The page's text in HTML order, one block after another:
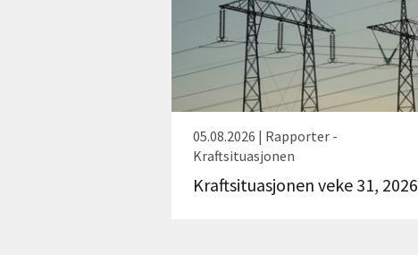
05.08.2026 | Rapporter -
Kraftsituasjonen
Kraftsituasjonen veke 31, 2026